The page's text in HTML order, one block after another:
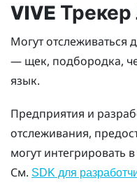
VIVE Трекер
Могут отслеживаться
— щек, подбородка,
язык.
Предприятия и
отслеживания,
могут интегрировать
См. SDK для